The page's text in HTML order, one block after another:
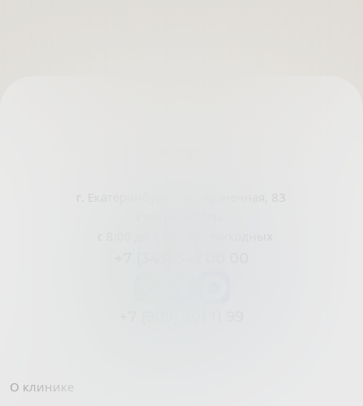
г. Екатеринбург, ул. Кузнечная, 83
О клинике